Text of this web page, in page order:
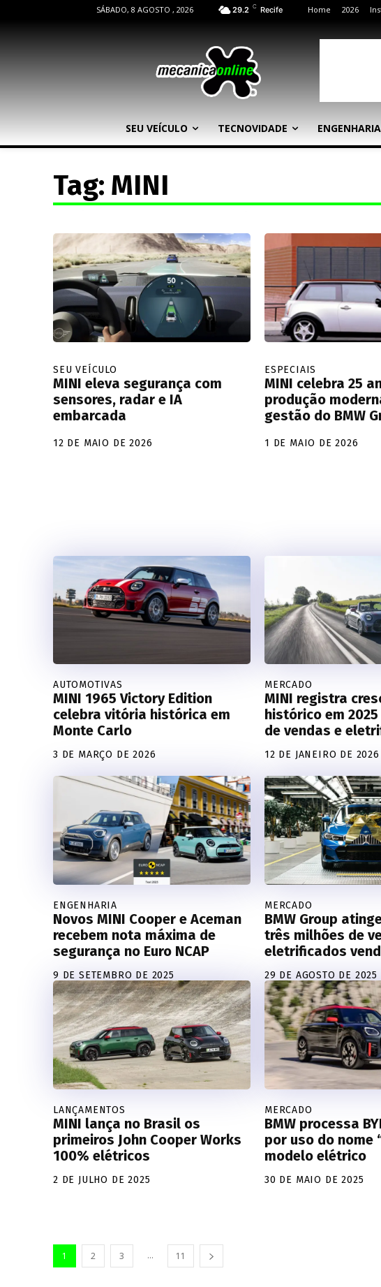
SÁBADO, 8 AGOSTO , 2026 29.2 C Recife Home 2026
SEU VEÍCULO TECNOVIDADE ENGENHARIA
Tag: MINI
SEU VEÍCULO
MINI eleva segurança com
sensores, radar e IA
embarcada
12 DE MAIO DE 2026
ESPECIAIS
MINI celebra 25
produção
gestão do BMW
1 DE MAIO DE 2026
AUTOMOTIVAS
MINI 1965 Victory Edition
celebra vitória histórica em
Monte Carlo
3 DE MARÇO DE 2026
MERCADO
MINI registra
histórico em
de vendas e
12 DE JANEIRO DE 2026
ENGENHARIA
Novos MINI Cooper e Aceman
recebem nota máxima de
segurança no Euro NCAP
9 DE SETEMBRO DE 2025
MERCADO
BMW Group
três milhões de
eletrificados
29 DE AGOSTO DE 2025
LANÇAMENTOS
MINI lança no Brasil os
primeiros John Cooper Works
100% elétricos
2 DE JULHO DE 2025
MERCADO
BMW processa
por uso do nome
modelo elétrico
30 DE MAIO DE 2025
1 2 3 ... 11